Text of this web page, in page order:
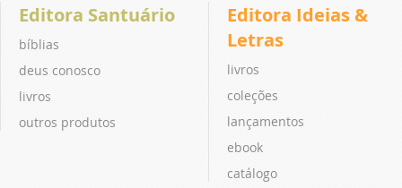
Editora Santuário
bíblias
deus conosco
livros
outros produtos
Editora Ideias &
Letras
livros
coleções
lançamentos
ebook
catálogo